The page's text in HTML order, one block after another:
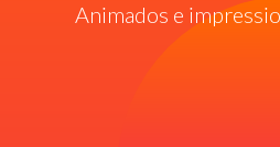
Animados e